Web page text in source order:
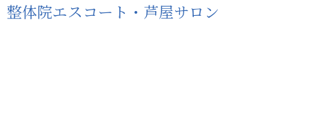
整体院エスコート・芦屋サロン